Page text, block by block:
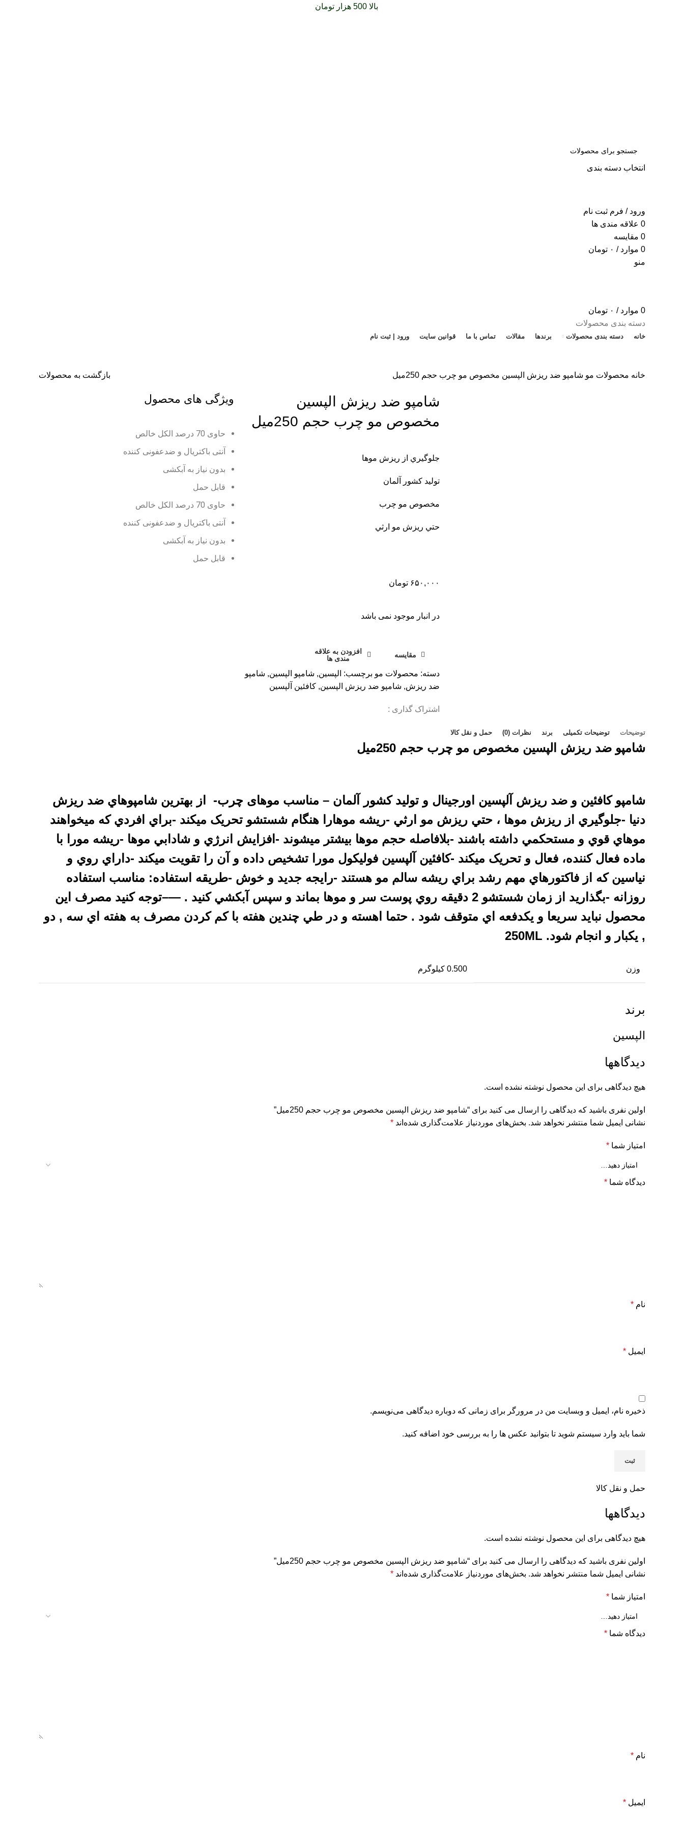
بالا 500 هزار تومان
انتخاب دسته بندی
ورود / فرم ثبت نام
0 علاقه مندی ها
0 مقایسه
0 موارد / ۰ تومان
منو
0 موارد / ۰ تومان
دسته بندی محصولات
خانه دسته بندی محصولات برندها مقالات تماس با ما قوانین سایت ورود | ثبت نام
خانه محصولات مو شامپو ضد ریزش الپسین مخصوص مو چرب حجم 250میل بازگشت به محصولات
شامپو ضد ریزش الپسین
مخصوص مو چرب حجم 250میل
جلوگيري از ريزش موها
توليد کشور آلمان
مخصوص مو چرب
حتي ريزش مو ارثي
۶۵۰,۰۰۰ تومان
در انبار موجود نمی باشد
مقایسه
افزودن به علاقه
مندی ها
دسته: محصولات مو برچسب: الپسین, شامپو الپسین, شامپو
ضد ریزش, شامپو ضد ریزش الپسین, کافئين آلپسين
اشتراک گذاری :
ویژگی های محصول
حاوی 70 درصد الکل خالص
آنتی باکتریال و ضدعفونی کننده
بدون نیاز به آبکشی
قابل حمل
حاوی 70 درصد الکل خالص
آنتی باکتریال و ضدعفونی کننده
بدون نیاز به آبکشی
قابل حمل
توضیحات توضیحات تکمیلی برند نظرات (0) حمل و نقل کالا
شامپو ضد ریزش الپسین مخصوص مو چرب حجم 250میل
شامپو کافئين و ضد ريزش آلپسين اورجينال و توليد کشور آلمان – مناسب موهای چرب- از بهترين شامپوهاي ضد ريزش
دنيا -جلوگيري از ريزش موها ، حتي ريزش مو ارثي -ريشه موهارا هنگام شستشو تحريک ميکند -براي افردي که ميخواهند
موهاي قوي و مستحکمي داشته باشند -بلافاصله حجم موها بيشتر ميشوند -افزايش انرژي و شادابي موها -ريشه مورا با
ماده فعال کننده، فعال و تحريک ميکند -کافئين آلپسين فوليکول مورا تشخيص داده و آن را تقويت ميکند -داراي روي و
نياسين که از فاکتورهاي مهم رشد براي ريشه سالم مو هستند -رايجه جديد و خوش -طريقه استفاده: مناسب استفاده
روزانه -بگذاريد از زمان شستشو 2 دقيقه روي پوست سر و موها بماند و سپس آبکشي کنيد . —–توجه کنيد مصرف اين
محصول نبايد سريعا و يکدفعه اي متوقف شود . حتما اهسته و در طي چندين هفته با کم کردن مصرف به هفته اي سه , دو
, يکبار و انجام شود. 250ML
وزن 0.500 کیلوگرم
برند
الپسین
دیدگاهها
هیچ دیدگاهی برای این محصول نوشته نشده است.
اولین نفری باشید که دیدگاهی را ارسال می کنید برای “شامپو ضد ریزش الپسین مخصوص مو چرب حجم 250میل”
نشانی ایمیل شما منتشر نخواهد شد. بخش‌های موردنیاز علامت‌گذاری شده‌اند *
امتیاز شما *
دیدگاه شما *
نام *
ایمیل *
ذخیره نام، ایمیل و وبسایت من در مرورگر برای زمانی که دوباره دیدگاهی می‌نویسم.
شما باید وارد سیستم شوید تا بتوانید عکس ها را به بررسی خود اضافه کنید.
حمل و نقل کالا
دیدگاهها
هیچ دیدگاهی برای این محصول نوشته نشده است.
اولین نفری باشید که دیدگاهی را ارسال می کنید برای “شامپو ضد ریزش الپسین مخصوص مو چرب حجم 250میل”
نشانی ایمیل شما منتشر نخواهد شد. بخش‌های موردنیاز علامت‌گذاری شده‌اند *
امتیاز شما *
دیدگاه شما *
نام *
ایمیل *